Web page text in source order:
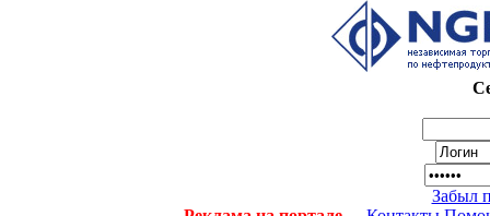
Забыл